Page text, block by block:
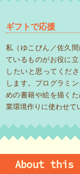
ギフトで応援
私（ゆこびん／佐久
ているものがお役に
したいと思ってくだ
します。プログラミ
めの書籍や絵を描く
業環境作りに使わせて
About this